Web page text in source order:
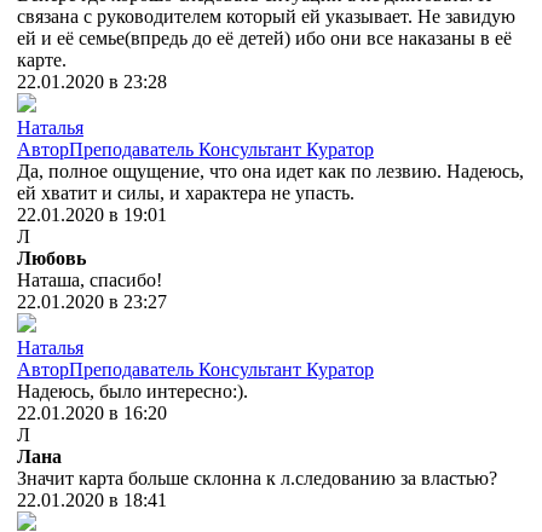
связана с руководителем который ей указывает. Не завидую
ей и её семье(впредь до её детей) ибо они все наказаны в её
карте.
22.01.2020 в 23:28
Наталья
АвторПреподаватель Консультант Куратор
Да, полное ощущение, что она идет как по лезвию. Надеюсь,
ей хватит и силы, и характера не упасть.
22.01.2020 в 19:01
Л
Любовь
Наташа, спасибо!
22.01.2020 в 23:27
Наталья
АвторПреподаватель Консультант Куратор
Надеюсь, было интересно:).
22.01.2020 в 16:20
Л
Лана
Значит карта больше склонна к л.следованию за властью?
22.01.2020 в 18:41